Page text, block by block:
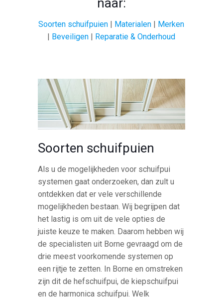
Soorten schuifpuien | Materialen | Merken
| Beveiligen | Reparatie & Onderhoud
Soorten schuifpuien
Als u de mogelijkheden voor schuifpui
systemen gaat onderzoeken, dan zult u
ontdekken dat er vele verschillende
mogelijkheden bestaan. Wij begrijpen dat
het lastig is om uit de vele opties de
juiste keuze te maken. Daarom hebben wij
de specialisten uit Borne gevraagd om de
drie meest voorkomende systemen op
een rijtje te zetten. In Borne en omstreken
zijn dit de hefschuifpui, de kiepschuifpui
en de harmonica schuifpui. Welk